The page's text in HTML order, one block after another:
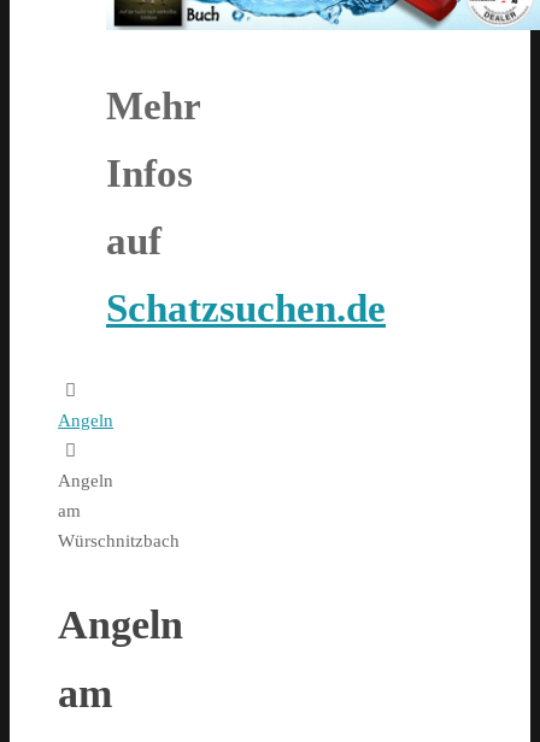
Mehr
Infos
auf
Schatzsuchen.de
Home
Angeln
Angeln
am
Würschnitzbach
Angeln
am